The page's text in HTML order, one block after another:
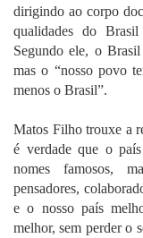
dirigindo ao corpo
qualidades do
Segundo ele, o
mas o “nosso povo
menos o Brasil”.
Matos Filho trouxe a
é verdade que o
nomes famosos,
pensadores,
e o nosso país
melhor, sem perder o